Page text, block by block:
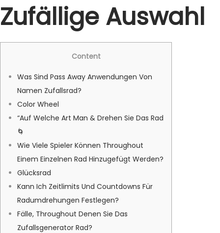
,
2
Zufällige Auswahl
Content
Was Sind Pass Away Anwendungen Von
Namen Zufallsrad?
Color Wheel
“Auf Welche Art Man & Drehen Sie Das Rad
🌀
Wie Viele Spieler Können Throughout
Einem Einzelnen Rad Hinzugefügt Werden?
Glücksrad
Kann Ich Zeitlimits Und Countdowns Für
Radumdrehungen Festlegen?
Fälle, Throughout Denen Sie Das
Zufallsgenerator Rad?